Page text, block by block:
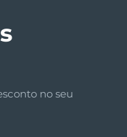
no seu